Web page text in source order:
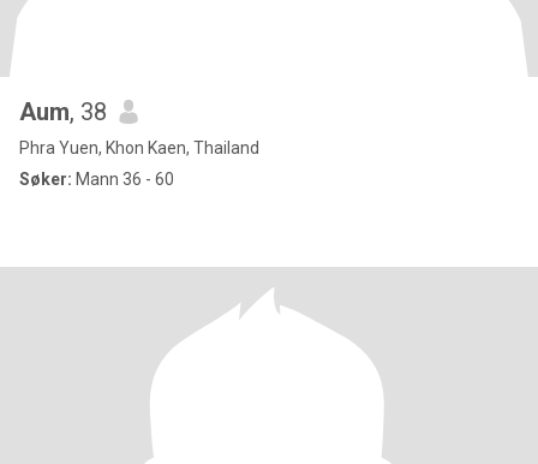
Aum, 38
Phra Yuen, Khon Kaen, Thailand
Søker: Mann 36 - 60